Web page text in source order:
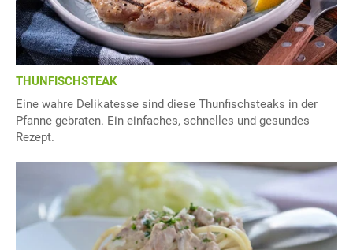
THUNFISCHSTEAK
Eine wahre Delikatesse sind diese Thunfischsteaks in der
Pfanne gebraten. Ein einfaches, schnelles und gesundes
Rezept.